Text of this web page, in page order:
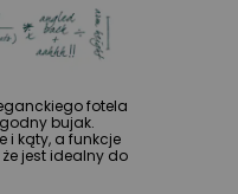
fotela
bujak.
i kąty, a funkcje
jest idealny do